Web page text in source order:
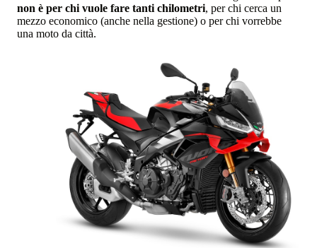
non è per chi vuole fare tanti chilometri, per chi cerca un
mezzo economico (anche nella gestione) o per chi vorrebbe
una moto da città.